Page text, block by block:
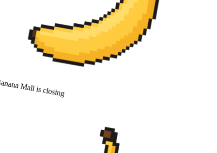
Mall is closing